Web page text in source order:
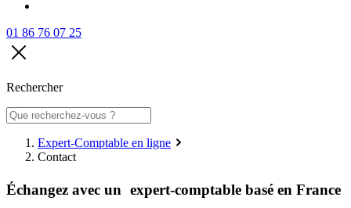
01 86 76 07 25
Rechercher
Expert-Comptable en ligne
Contact
Échangez avec un expert-comptable basé en France